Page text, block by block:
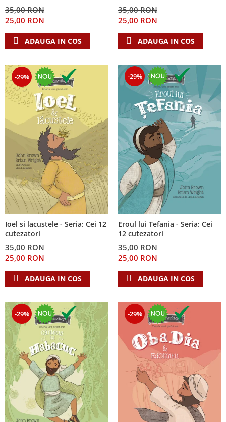
Dezvoltare personala
Mediu
35,00 RON
25,00 RON
ADAUGA IN COS
35,00 RON
25,00 RON
ADAUGA IN COS
-29%
Ioel si lacustele - Seria: Cei 12
cutezatori
35,00 RON
25,00 RON
ADAUGA IN COS
-29%
Eroul lui Tefania - Seria: Cei
12 cutezatori
35,00 RON
25,00 RON
ADAUGA IN COS
-29% -29%